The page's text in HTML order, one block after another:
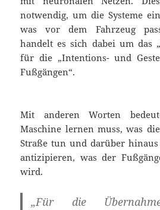
notwendig, um die Systeme
was vor dem Fahrzeug
handelt es sich dabei um das
für die „Intentions- und
Fußgängen“.
Mit anderen Worten
Maschine lernen muss, was
Straße tun und darüber
antizipieren, was der
wird.
„Für die